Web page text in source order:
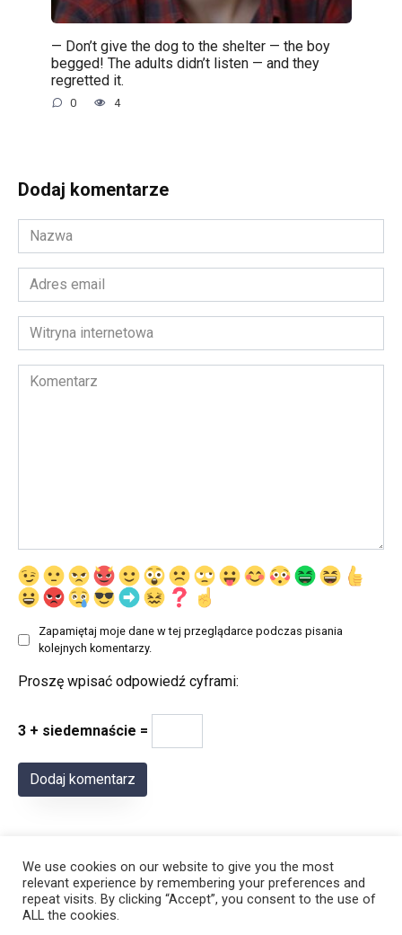
— Don’t give the dog to the shelter — the boy
begged! The adults didn’t listen — and they
regretted it.
0 4
Dodaj komentarze
Nazwa
*
Adres
email
*Witryna
internetowa
Komentarz
Zapamiętaj moje dane w tej przeglądarce podczas pisania
kolejnych komentarzy.
Proszę wpisać odpowiedź cyframi:
3 + siedemnaście =
We use cookies on our website to give you the most
relevant experience by remembering your preferences and
repeat visits. By clicking “Accept”, you consent to the use of
ALL the cookies.